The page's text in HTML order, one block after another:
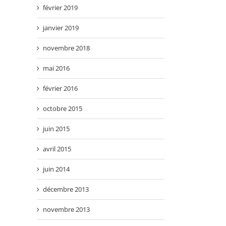
février 2019
janvier 2019
novembre 2018
mai 2016
février 2016
octobre 2015
juin 2015
avril 2015
juin 2014
décembre 2013
novembre 2013